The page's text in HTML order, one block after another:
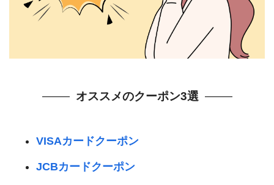
オススメのクーポン3選
VISAカードクーポン
JCBカードクーポン